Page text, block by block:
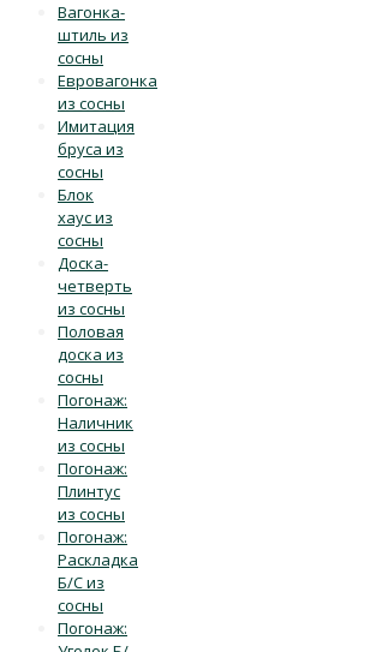
Вагонка-
штиль из
сосны
Евровагонка
из сосны
Имитация
бруса из
сосны
Блок
хаус из
сосны
Доска-
четверть
из сосны
Половая
доска из
сосны
Погонаж:
Наличник
из сосны
Погонаж:
Плинтус
из сосны
Погонаж:
Раскладка
Б/С из
сосны
Погонаж: